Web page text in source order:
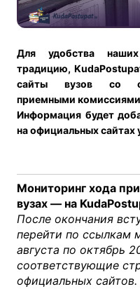
Для удобства наших
традицию,
сайты вузов со
приемными
Информация будет
на официальных сайтах
Мониторинг хода
вузах — на
После окончания
перейти по ссылкам
августа по октябрь
соответствующие
официальных сайтов.